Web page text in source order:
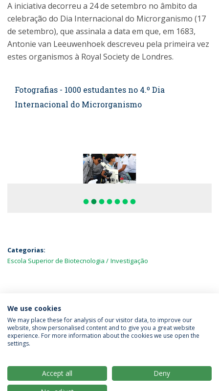
A iniciativa decorreu a 24 de setembro no âmbito da
celebração do Dia Internacional do Microrganismo (17
de setembro), que assinala a data em que, em 1683,
Antonie van Leeuwenhoek descreveu pela primeira vez
estes organismos à Royal Society de Londres.
Fotografias - 1000 estudantes no 4.º Dia
Internacional do Microrganismo
fiber_manual_record fiber_manual_record fiber_manual_record fiber_manual_record fiber_manual_record fiber_manual_record fiber_manual_record
Categorias:
Escola Superior de Biotecnologia
Investigação
MAIS NOTÍCIAS
Política de Privacidade
Termos & Condições
We use cookies
We may place these for analysis of our visitor data, to improve our
website, show personalised content and to give you a great website
experience. For more information about the cookies we use open the
settings.
Accept all
Deny